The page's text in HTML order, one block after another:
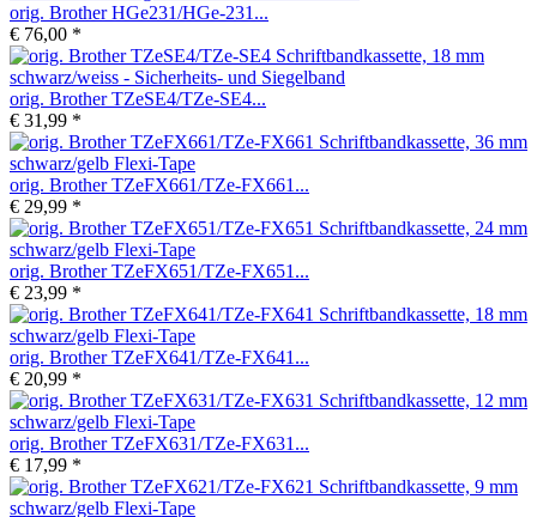
orig. Brother HGe231/HGe-231...
€ 76,00 *
orig. Brother TZeSE4/TZe-SE4...
€ 31,99 *
orig. Brother TZeFX661/TZe-FX661...
€ 29,99 *
orig. Brother TZeFX651/TZe-FX651...
€ 23,99 *
orig. Brother TZeFX641/TZe-FX641...
€ 20,99 *
orig. Brother TZeFX631/TZe-FX631...
€ 17,99 *